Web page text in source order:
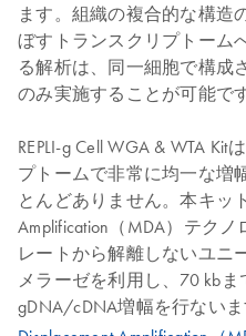
ます。組織の複合的な構造
ぼすトランスクリプトーム
る解析は、同一細胞で構成
のみ実施することが可能です
REPLI-g Cell WGA & WTA
プトームで非常に均一な増
とんどありません。本キッ
Amplification（MDA）テク
レートから解離しないユニ
メラーゼを利用し、70 kb
gDNA/cDNA増幅を行ない